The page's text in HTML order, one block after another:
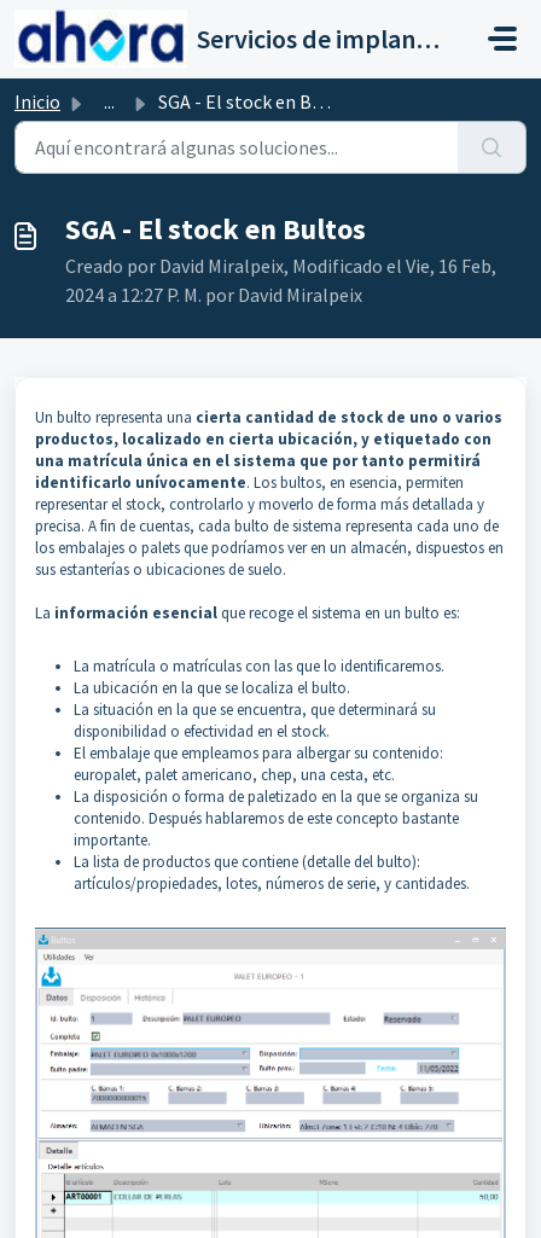
Saltar al contenido principal
Servicios de implantación a clientes de Ahora
Inicio ... SGA - El stock en Bultos
SGA - El stock en Bultos
Creado por David Miralpeix, Modificado el Vie, 16 Feb,
2024 a 12:27 P. M. por David Miralpeix
Un bulto representa una cierta cantidad de stock de uno o varios
productos, localizado en cierta ubicación, y etiquetado con
una matrícula única en el sistema que por tanto permitirá
identificarlo unívocamente. Los bultos, en esencia, permiten
representar el stock, controlarlo y moverlo de forma más detallada y
precisa. A fin de cuentas, cada bulto de sistema representa cada uno de
los embalajes o palets que podríamos ver en un almacén, dispuestos en
sus estanterías o ubicaciones de suelo.
La información esencialque recoge el sistema en un bulto es:
La matrícula o matrículas con las que lo identificaremos.
La ubicación en la que se localiza el bulto.
La situación en la que se encuentra, que determinará su
disponibilidad o efectividad en el stock.
El embalaje que empleamos para albergar su contenido:
europalet, palet americano, chep, una cesta, etc.
La disposición o forma de paletizado en la que se organiza su
contenido. Después hablaremos de este concepto bastante
importante.
La lista de productos que contiene (detalle del bulto):
artículos/propiedades, lotes, números de serie, y cantidades.